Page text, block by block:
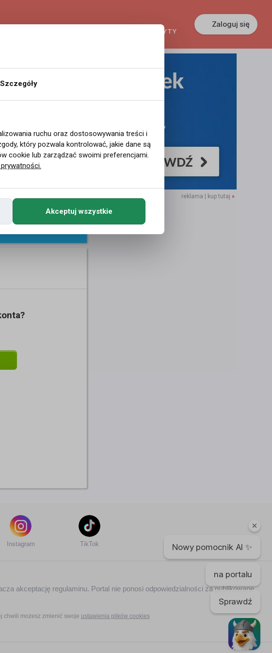
Nowy pomocnik AI ✨
na portalu
Sprawdź
KREDYTY
Zaloguj się
reklama | kup tutaj »
Galeria
Instagram TikTok
akceptację regulaminu. Portal nie ponosi odpowiedzialności za publikowane
chwili możesz zmienić swoje ustawienia plików cookies
Szczegóły
ruchu oraz dostosowywania treści i
który pozwala kontrolować, jakie dane są
cookie lub zarządzać swoimi preferencjami.
Akceptuj wszystkie